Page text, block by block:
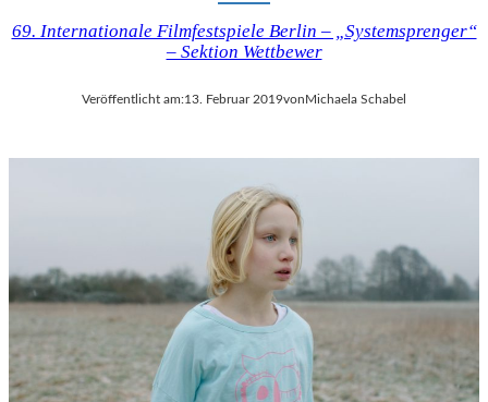
69. Internationale Filmfestspiele Berlin – „Systemsprenger“
– Sektion Wettbewer
Veröffentlicht am:13. Februar 2019vonMichaela Schabel